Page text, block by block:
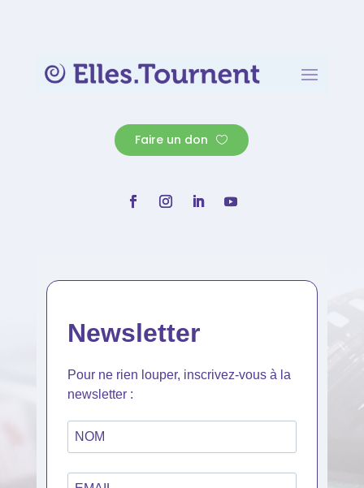
Faire un don
Newsletter
Pour ne rien louper, inscrivez-vous à la
newsletter :